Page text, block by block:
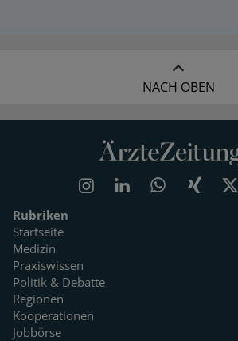
NACH OBEN
Rubriken
Startseite
Medizin
Praxiswissen
Politik & Debatte
Regionen
Kooperationen
Jobbörse